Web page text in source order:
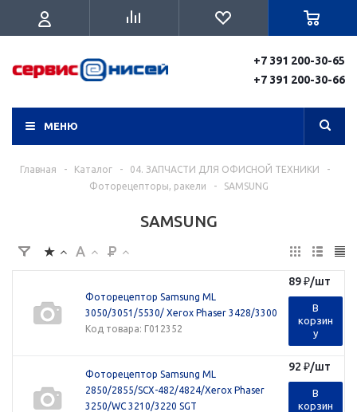
+7 391 200-30-65
+7 391 200-30-66
МЕНЮ
Главная - Каталог - 04. ЗАПЧАСТИ ДЛЯ ОФИСНОЙ ТЕХНИКИ
-
Фоторецепторы, ракели
- SAMSUNG
SAMSUNG
Фоторецептор Samsung ML
3050/3051/5530/ Xerox Phaser 3428/3300
Код товара: Г012352
89₽/шт
В
корзин
у
Фоторецептор Samsung ML
2850/2855/SCX-482/4824/Xerox Phaser
3250/WC 3210/3220 SGT
92 ₽/шт
В
корзин